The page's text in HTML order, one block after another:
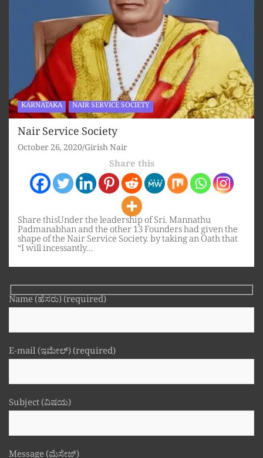
KARNATAKA NAIR SERVICE SOCIETY
Nair Service Society
October 26, 2020 Girish Nair
Share this
Share thisUnder the leadership of Sri. Mannathu
Padmanabhan and the other 13 Founders had given the
shape of the Nair Service Society. by taking an Oath that
“I will incessantly…
Name (ಹೆಸರು) (required)
E-mail (ಇಮೇಲ್) (required)
Subject (ವಿಷಯ)